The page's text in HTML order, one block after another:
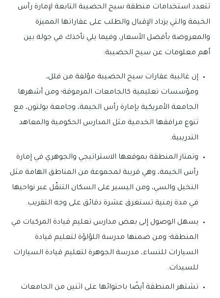
تتعدد استخدامات منطقة سيح الحضيبة التابعة لإمارة رأس
الخيمة والتي يزداد الإقبال والطلب على عقاراتها المميزة
والمعروضة بأفضل الأسعار، وفيما يلي نأخذك في جولة بين
أهم معلومات عن سيح الحضيبة:
إن غالبية عقارات سيح الحضيبة مؤلفة من فلل،
ومؤسسات تعليمية كالجامعات المرموقة؛ ومن أشهرها
الجامعة الأمريكية بإمارة رأس الخيمة، وجامعة بولتون، مع
تنوع مرافقها الخدمية مثل المدارس الحكومية والمعاهد
التدريبية.
وتمتاز المنطقة بموقعها الاستراتيجي والجوهري في إمارة
رأس الخيمة، وهي قريبة لمجموعة من المناطق الهامة مثل
النخيل والسي، ومن اليسير على السكان التنقّل عبر نواحيها
في مدة زمنية تستغرق عشرة دقائق على وجه التقريب.
يسهل الوصول إلى بعض مدارس تعليم قيادة المركبات في
المنطقة؛ ومن ضمنها مدرسة اللؤلؤة لتعليم قيادة
السيارات للنساء، مدرسة الجوهرة لتعليم قيادة السيارات
للسيدات.
تشتهر المنطقة أيضًا باحتوائها على اثنين من الجامعات